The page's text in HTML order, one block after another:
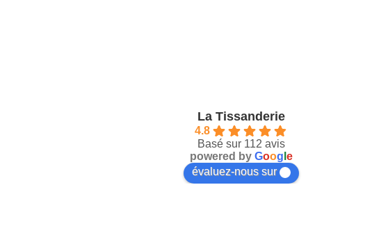
La Tissanderie
4.8
Basé sur 112 avis
powered by Goog e
évaluez-nous sur